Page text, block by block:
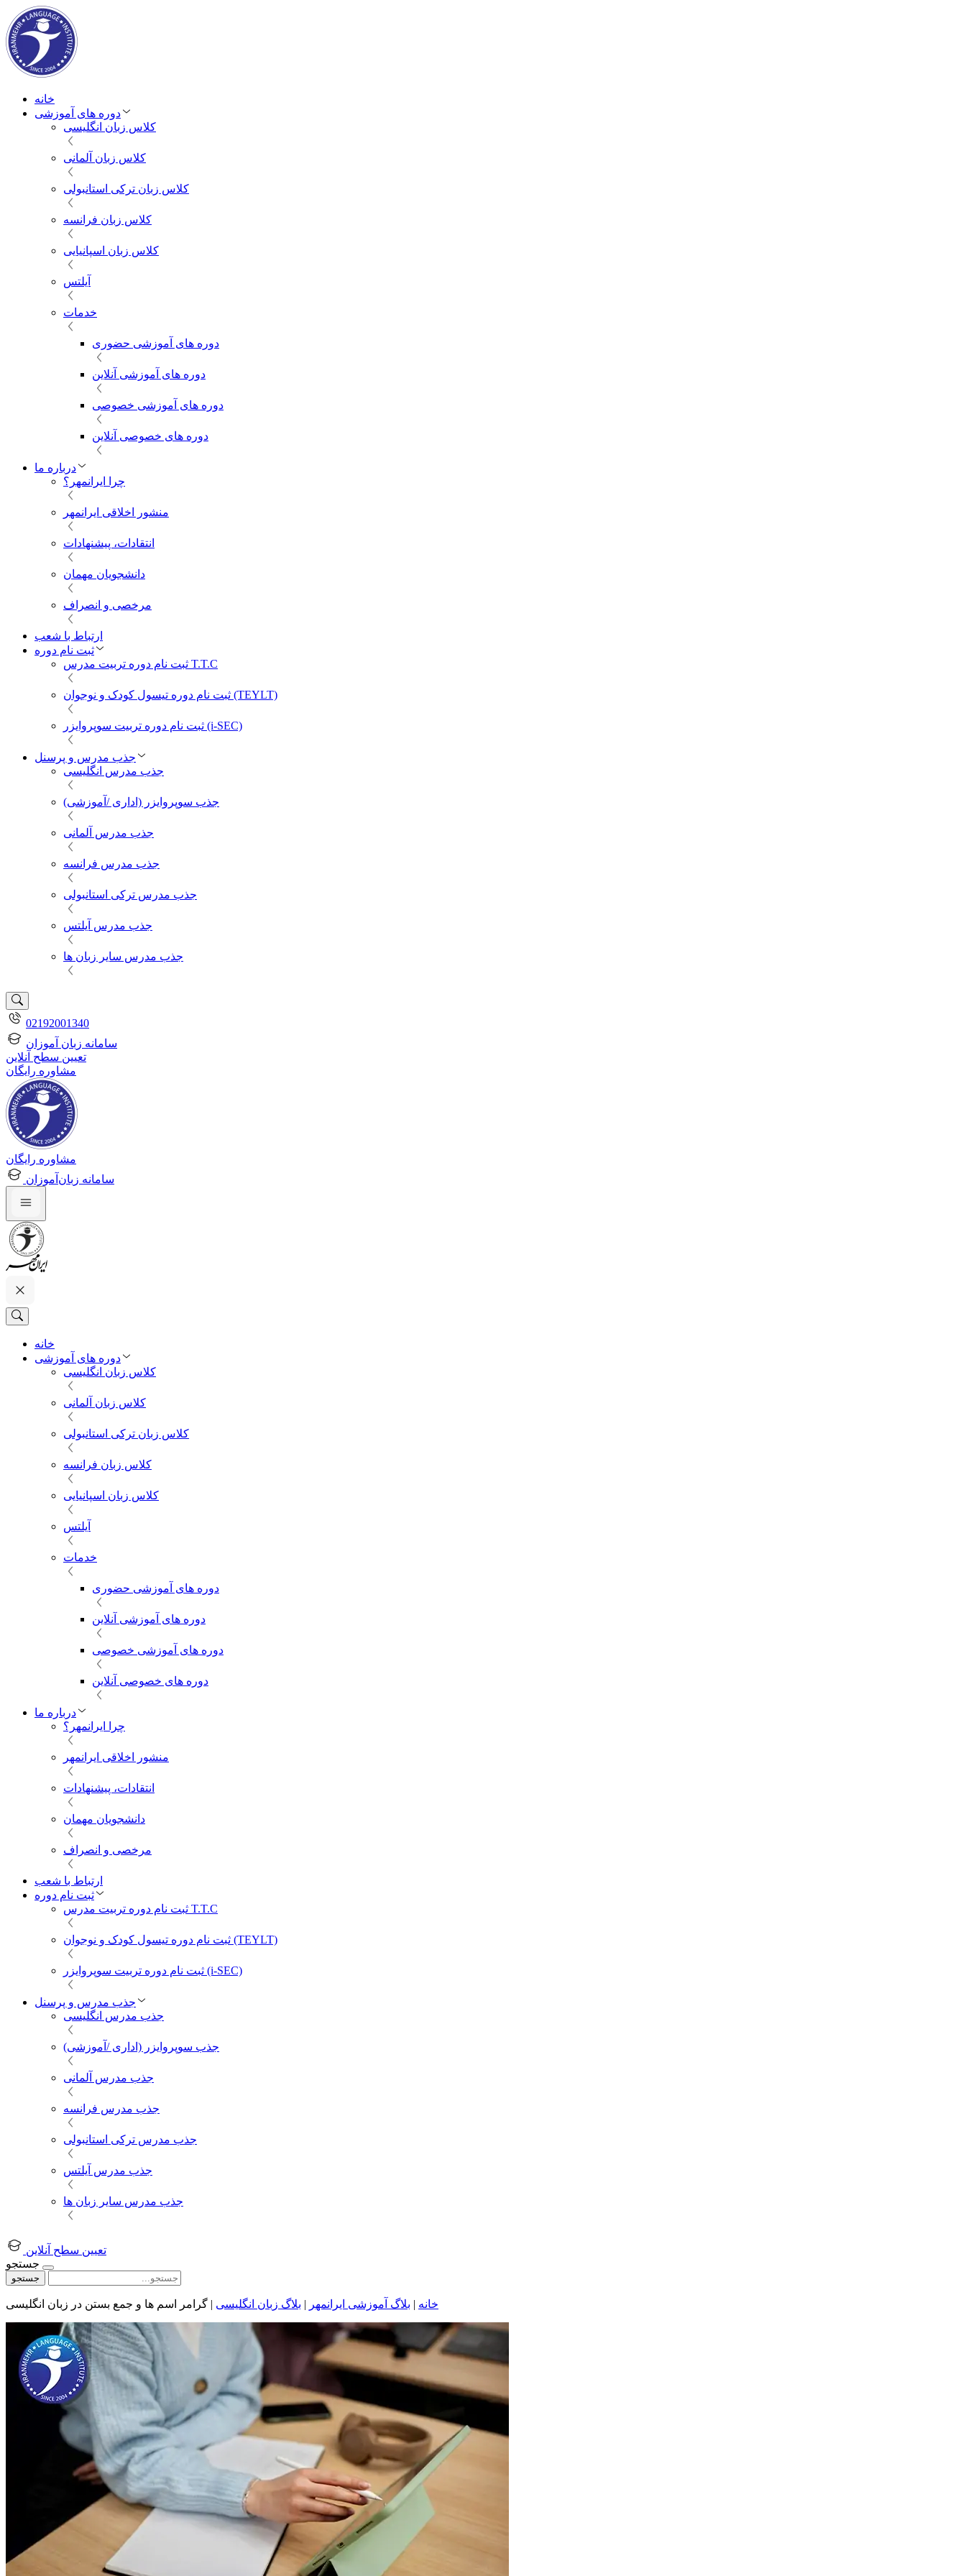
خانه
دوره های آموزشی
کلاس زبان انگلیسی
کلاس زبان آلمانی
کلاس زبان ترکی استانبولی
کلاس زبان فرانسه
کلاس زبان اسپانیایی
آیلتس
خدمات
دوره های آموزشی حضوری
دوره های آموزشی آنلاین
دوره های آموزشی خصوصی
دوره های خصوصی آنلاین
درباره ما
چرا ایرانمهر؟
منشور اخلاقی ایرانمهر
انتقادات، پیشنهادات
دانشجویان مهمان
مرخصی و انصراف
ارتباط با شعب
ثبت نام دوره
ثبت نام دوره تربیت مدرس T.T.C
ثبت نام دوره تیسول کودک و نوجوان (TEYLT)
ثبت نام دوره تربیت سوپروایزر (i-SEC)
جذب مدرس و پرسنل
جذب مدرس انگلیسی
جذب سوپروایزر (اداری /آموزشی)
جذب مدرس آلمانی
جذب مدرس فرانسه
جذب مدرس ترکی استانبولی
جذب مدرس آیلتس
جذب مدرس سایر زبان ها
02192001340
سامانه زبان آموزان
تعیین سطح آنلاین
مشاوره رایگان
مشاوره رایگان
سامانه زبان‌آموزان
خانه
دوره های آموزشی
کلاس زبان انگلیسی
کلاس زبان آلمانی
کلاس زبان ترکی استانبولی
کلاس زبان فرانسه
کلاس زبان اسپانیایی
آیلتس
خدمات
دوره های آموزشی حضوری
دوره های آموزشی آنلاین
دوره های آموزشی خصوصی
دوره های خصوصی آنلاین
درباره ما
چرا ایرانمهر؟
منشور اخلاقی ایرانمهر
انتقادات، پیشنهادات
دانشجویان مهمان
مرخصی و انصراف
ارتباط با شعب
ثبت نام دوره
ثبت نام دوره تربیت مدرس T.T.C
ثبت نام دوره تیسول کودک و نوجوان (TEYLT)
ثبت نام دوره تربیت سوپروایزر (i-SEC)
جذب مدرس و پرسنل
جذب مدرس انگلیسی
جذب سوپروایزر (اداری /آموزشی)
جذب مدرس آلمانی
جذب مدرس فرانسه
جذب مدرس ترکی استانبولی
جذب مدرس آیلتس
جذب مدرس سایر زبان ها
تعیین سطح آنلاین
جستجو
جستجو
خانه | بلاگ آموزشی ایرانمهر | بلاگ زبان انگلیسی | گرامر اسم ها و جمع بستن در زبان انگلیسی